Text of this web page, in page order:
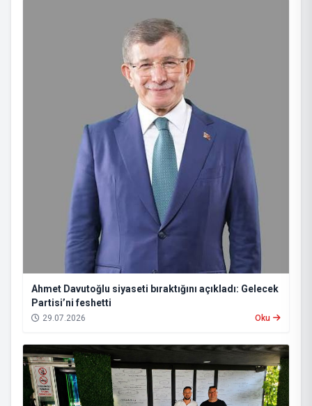
Ahmet Davutoğlu siyaseti bıraktığını açıkladı: Gelecek
Partisi’ni feshetti
29.07.2026 Oku